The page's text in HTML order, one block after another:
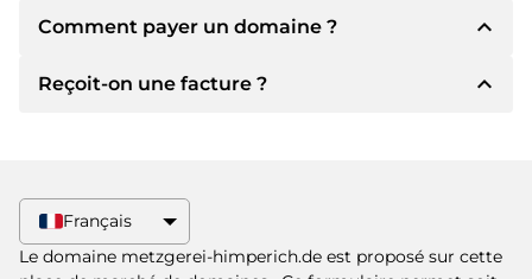
Comment payer un domaine ? expand_less
Après un accord, le titulaire vous
proposera Paypal ou d'autres méthodes de
paiement.
Veuillez toujours mentionner le nom de
Reçoit-on une facture ? expand_less
élevé, vous recevrez également un contrat de
vente supplémentaire si vous le souhaitez.
Français
Le domaine metzgerei-himperich.de est proposé sur cette